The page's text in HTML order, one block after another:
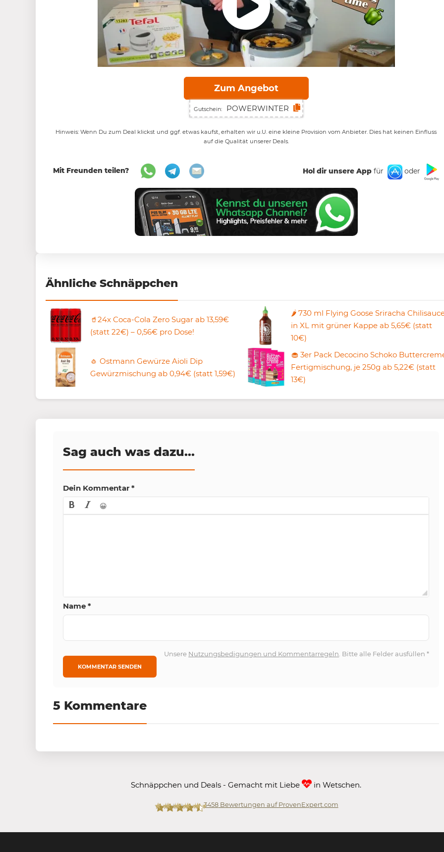
Zum Angebot
Gutschein:
Hinweis: Wenn Du zum Deal klickst und ggf. etwas kaufst, erhalten wir u.U. eine kleine Provision vom Anbieter. Dies hat keinen Einfluss
auf die Qualität unserer Deals.
Mit Freunden teilen? Hol dir unsere App für oder
Ähnliche Schnäppchen
🥤24x Coca-Cola Zero Sugar ab 13,59€
(statt 22€) – 0,56€ pro Dose!
🌶️ 730 ml Flying Goose Sriracha
in XL mit grüner Kappe ab 5,65€ (statt
10€)
🧄 Ostmann Gewürze Aioli Dip
Gewürzmischung ab 0,94€ (statt 1,59€)
🧁 3er Pack Decocino Schoko
Fertigmischung, je 250g ab 5,22€ (statt
13€)
Sag auch was dazu...
Dein Kommentar *
😀
Name *
Unsere Nutzungsbedigungen und Kommentarregeln . Bitte alle Felder ausfüllen*
5 Kommentare
Schnäppchen und Deals - Gemacht mit Liebe in Wetschen.
3458Bewertungen auf ProvenExpert.com